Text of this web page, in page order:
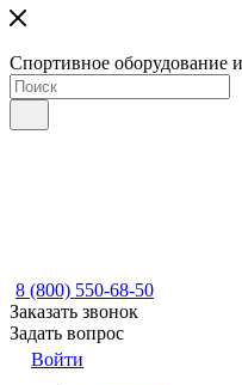
Спортивное оборудование
8 (800) 550-68-50
Заказать звонок
Задать вопрос
Войти